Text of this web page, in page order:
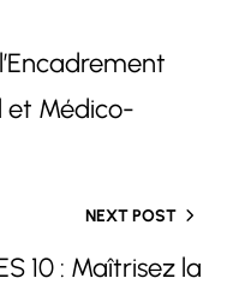
et Médico-
NEXT POST
10 : Maîtrisez la